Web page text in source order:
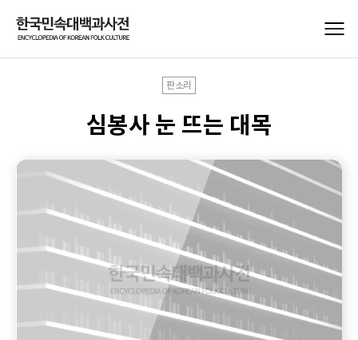
판소리
심봉사 눈 뜨는 대목